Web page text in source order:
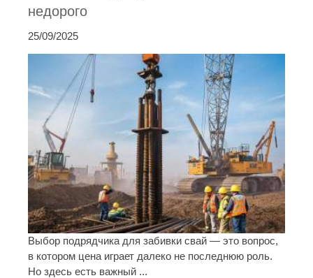
недорого
25/09/2025
Выбор подрядчика для забивки свай — это вопрос,
в котором цена играет далеко не последнюю роль.
Но здесь есть важный ...